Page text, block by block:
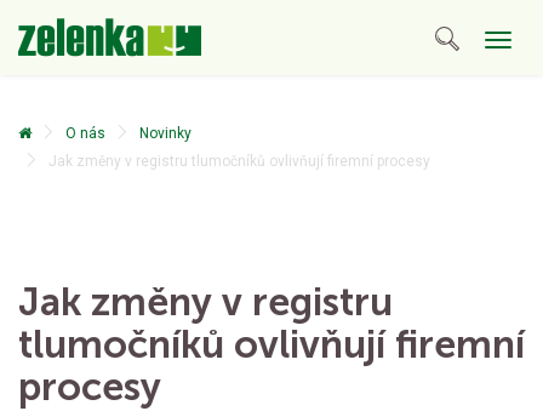
O nás
Novinky
Jak změny v registru tlumočníků ovlivňují firemní procesy
Jak změny v registru
tlumočníků ovlivňují firemní
procesy